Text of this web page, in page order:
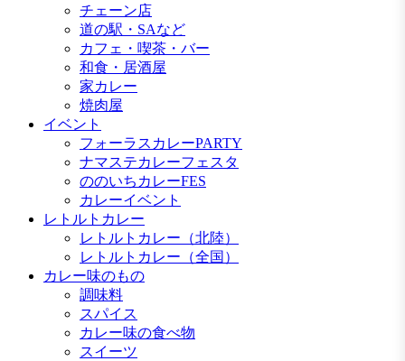
チェーン店
道の駅・SAなど
カフェ・喫茶・バー
和食・居酒屋
家カレー
焼肉屋
イベント
フォーラスカレーPARTY
ナマステカレーフェスタ
ののいちカレーFES
カレーイベント
レトルトカレー
レトルトカレー（北陸）
レトルトカレー（全国）
カレー味のもの
調味料
スパイス
カレー味の食べ物
スイーツ